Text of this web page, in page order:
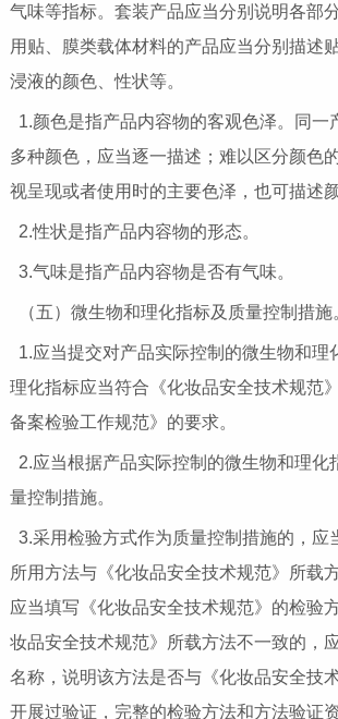
气味等指标。套装产品应当分别说明各部
用贴、膜类载体材料的产品应当分别描述
浸液的颜色、性状等。
1.颜色是指产品内容物的客观色泽。同一
多种颜色，应当逐一描述；难以区分颜色
视呈现或者使用时的主要色泽，也可描述颜
2.性状是指产品内容物的形态。
3.气味是指产品内容物是否有气味。
（五）微生物和理化指标及质量控制措施
1.应当提交对产品实际控制的微生物和理
理化指标应当符合《化妆品安全技术规范
备案检验工作规范》的要求。
2.应当根据产品实际控制的微生物和理化
量控制措施。
3.采用检验方式作为质量控制措施的，应
所用方法与《化妆品安全技术规范》所载
应当填写《化妆品安全技术规范》的检验
妆品安全技术规范》所载方法不一致的，
名称，说明该方法是否与《化妆品安全技
开展过验证，完整的检验方法和方法验证